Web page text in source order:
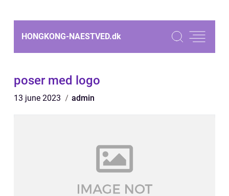
HONGKONG-NAESTVED.dk
poser med logo
13 june 2023 admin